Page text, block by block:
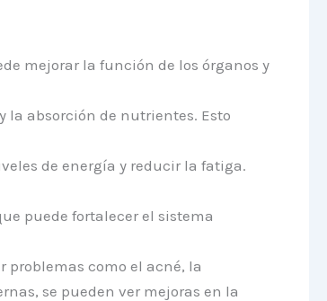
mejorar la función de los órganos y
absorción de nutrientes. Esto
de energía y reducir la fatiga.
puede fortalecer el sistema
como el acné, la
se pueden ver mejoras en la